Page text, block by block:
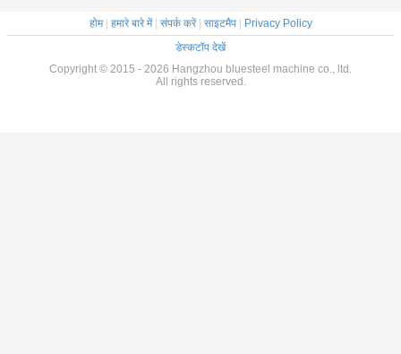
होम| हमारे बारे में| संपर्क करें| साइटमैप|
Privacy Policy
डेस्कटॉप देखें
Copyright © 2015 - 2026 Hangzhou bluesteel machine co., ltd.
All rights reserved.